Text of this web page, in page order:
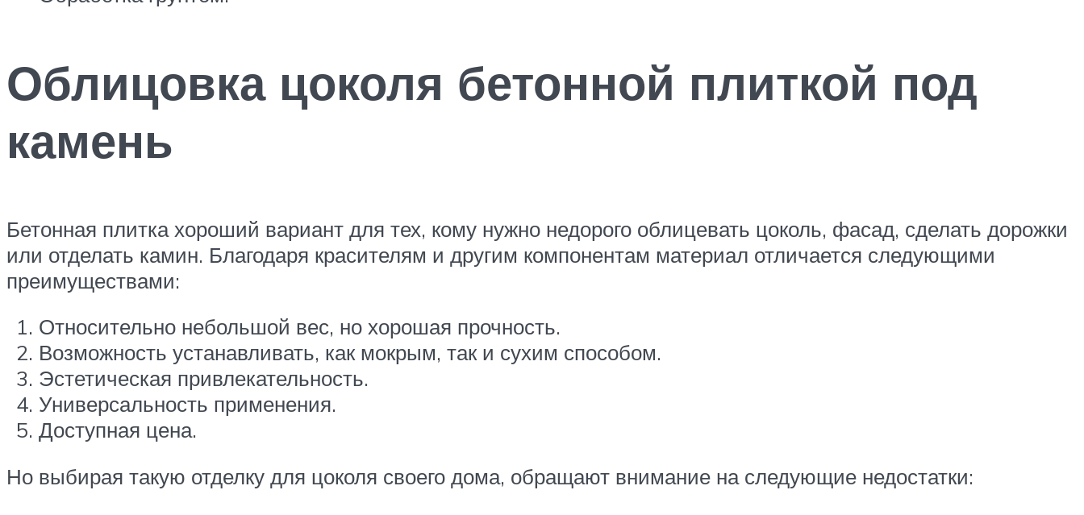
Облицовка цоколя бетонной плиткой под
камень
Бетонная плитка хороший вариант для тех, кому нужно недорого облицевать цоколь, фасад, сделать дорожки
или отделать камин. Благодаря красителям и другим компонентам материал отличается следующими
преимуществами:
Относительно небольшой вес, но хорошая прочность.
Возможность устанавливать, как мокрым, так и сухим способом.
Эстетическая привлекательность.
Универсальность применения.
Доступная цена.
Но выбирая такую отделку для цоколя своего дома, обращают внимание на следующие недостатки: